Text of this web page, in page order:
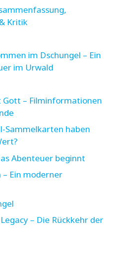
Kritik
im Dschungel – Ein
im Urwald
Gott – Filminformationen
Sammelkarten haben
Abenteuer beginnt
Ein moderner
– Die Rückkehr der